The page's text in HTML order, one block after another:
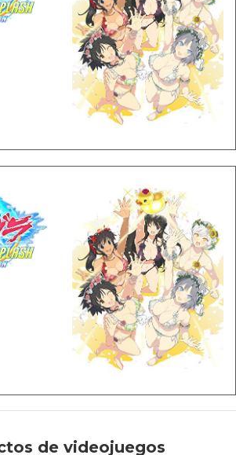
de videojuegos